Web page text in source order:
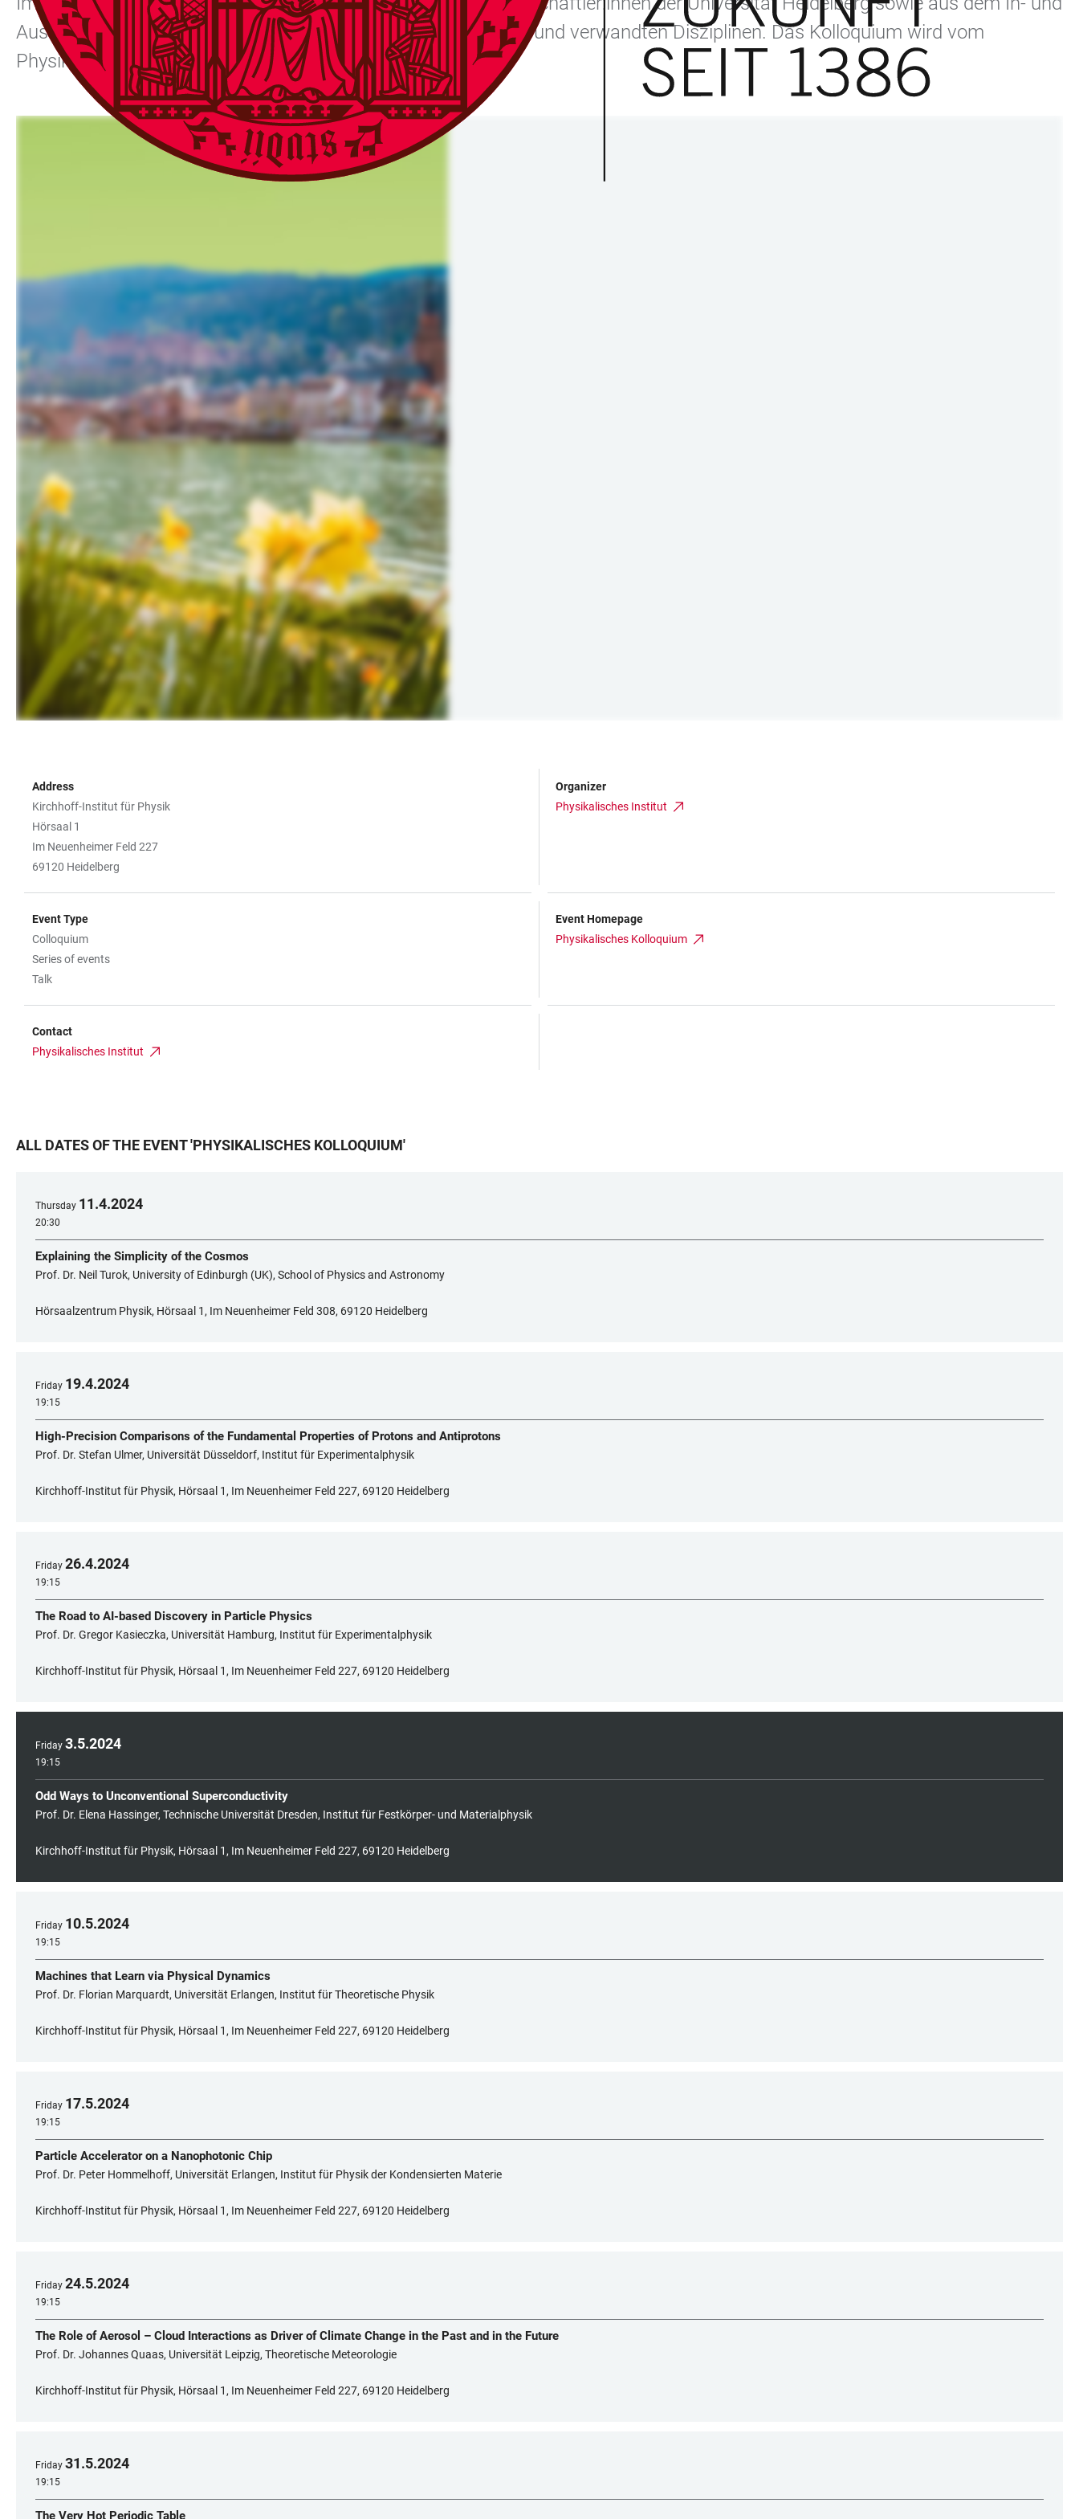
Ausland über ausgewählte Forschungsthemen aus der Physik und verwandten Disziplinen. Das Kolloquium wird vom
Physikalischen Institut organisiert und durchgeführt.
Address
Kirchhoff-Institut für Physik
Hörsaal 1
Im Neuenheimer Feld 227
69120 Heidelberg
Organizer
Physikalisches Institut
Event Type
Colloquium
Series of events
Talk
Event Homepage
Physikalisches Kolloquium
Contact
Physikalisches Institut
ALL DATES OF THE EVENT'PHYSIKALISCHES KOLLOQUIUM'
Thursday 11.4.2024
20:30
Explaining the Simplicity of the Cosmos
Prof. Dr. Neil Turok, University of Edinburgh (UK), School of Physics and Astronomy
Hörsaalzentrum Physik, Hörsaal 1, Im Neuenheimer Feld 308, 69120 Heidelberg
Friday 19.4.2024
19:15
High-Precision Comparisons of the Fundamental Properties of Protons and Antiprotons
Prof. Dr. Stefan Ulmer, Universität Düsseldorf, Institut für Experimentalphysik
Kirchhoff-Institut für Physik, Hörsaal 1, Im Neuenheimer Feld 227, 69120 Heidelberg
Friday 26.4.2024
19:15
The Road to AI-based Discovery in Particle Physics
Prof. Dr. Gregor Kasieczka, Universität Hamburg, Institut für Experimentalphysik
Kirchhoff-Institut für Physik, Hörsaal 1, Im Neuenheimer Feld 227, 69120 Heidelberg
Friday 3.5.2024
19:15
Odd Ways to Unconventional Superconductivity
Prof. Dr. Elena Hassinger, Technische Universität Dresden, Institut für Festkörper- und Materialphysik
Kirchhoff-Institut für Physik, Hörsaal 1, Im Neuenheimer Feld 227, 69120 Heidelberg
Friday 10.5.2024
19:15
Machines that Learn via Physical Dynamics
Prof. Dr. Florian Marquardt, Universität Erlangen, Institut für Theoretische Physik
Kirchhoff-Institut für Physik, Hörsaal 1, Im Neuenheimer Feld 227, 69120 Heidelberg
Friday 17.5.2024
19:15
Particle Accelerator on a Nanophotonic Chip
Prof. Dr. Peter Hommelhoff, Universität Erlangen, Institut für Physik der Kondensierten Materie
Kirchhoff-Institut für Physik, Hörsaal 1, Im Neuenheimer Feld 227, 69120 Heidelberg
Friday 24.5.2024
19:15
The Role of Aerosol – Cloud Interactions as Driver of Climate Change in the Past and in the Future
Prof. Dr. Johannes Quaas, Universität Leipzig, Theoretische Meteorologie
Kirchhoff-Institut für Physik, Hörsaal 1, Im Neuenheimer Feld 227, 69120 Heidelberg
Friday 31.5.2024
19:15
The Very Hot Periodic Table